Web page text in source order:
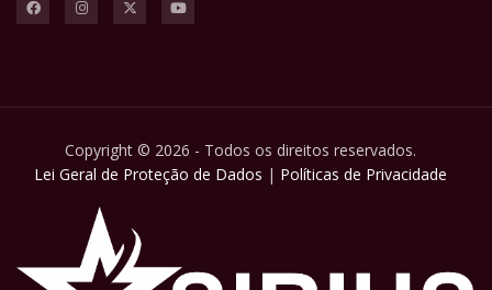
Copyright © 2026 - Todos os direitos reservados.
Lei Geral de Proteção de Dados | Políticas de Privacidade